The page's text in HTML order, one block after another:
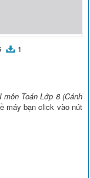
1
Toán Lớp 8 (Cánh
máy bạn click vào nút